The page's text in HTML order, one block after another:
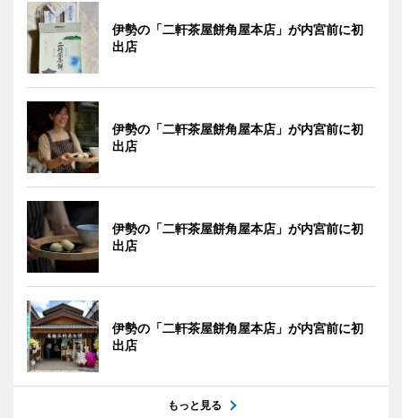
伊勢の「二軒茶屋餅角屋本店」が内宮前に初
出店
伊勢の「二軒茶屋餅角屋本店」が内宮前に初
出店
伊勢の「二軒茶屋餅角屋本店」が内宮前に初
出店
伊勢の「二軒茶屋餅角屋本店」が内宮前に初
出店
もっと見る